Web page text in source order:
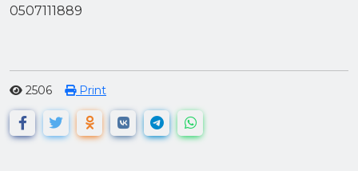
0507111889
2506 Print